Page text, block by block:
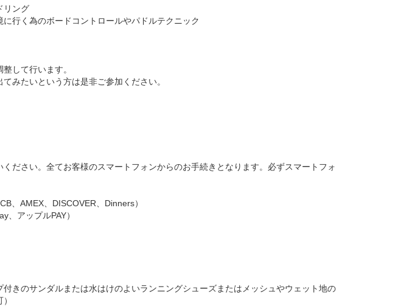
リング
行く為のボードコントロールやパドルテクニック
して行います。
みたいという方は是非ご参加ください。
ください。全てお客様のスマートフォンからのお手続きとなります。必ずスマートフォ
、AMEX、DISCOVER、Dinners）
、アップルPAY）
付きのサンダルまたは水はけのよいランニングシューズまたはメッシュやウェット地の